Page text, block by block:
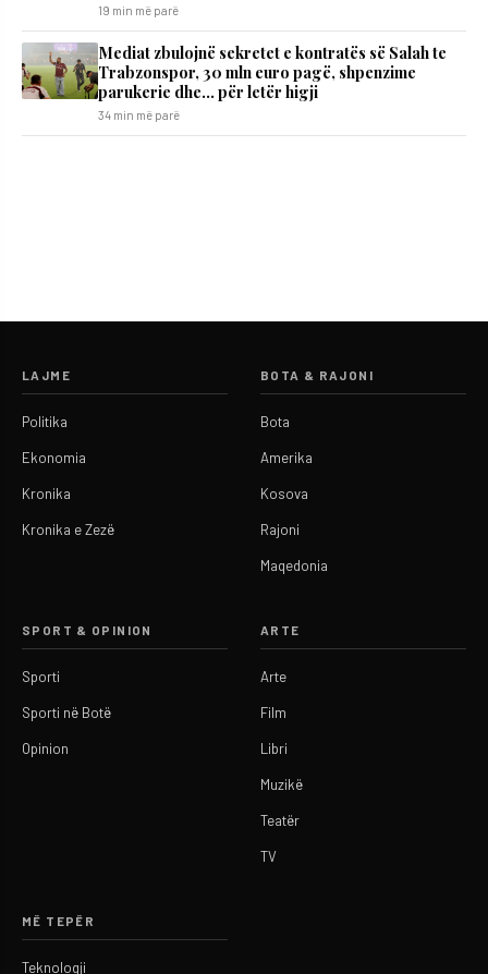
19 min më parë
Mediat zbulojnë sekretet e kontratës së Salah te
Trabzonspor, 30 mln euro pagë, shpenzime
parukerie dhe… për letër higji
34 min më parë
LAJME
Politika
Ekonomia
Kronika
Kronika e Zezë
BOTA & RAJONI
Bota
Amerika
Kosova
Rajoni
Maqedonia
SPORT & OPINION
Sporti
Sporti në Botë
Opinion
ARTE
Arte
Film
Libri
Muzikë
Teatër
TV
MË TEPËR
Teknologji